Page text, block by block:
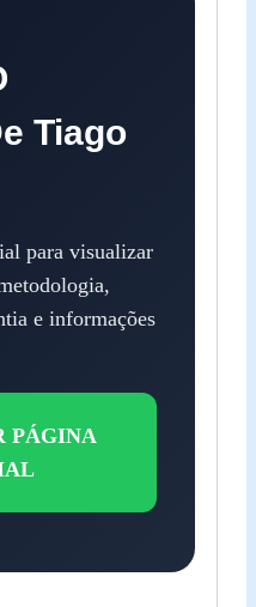
Tiago
para visualizar
e informações
PÁGINA